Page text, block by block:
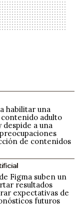
habilitar una
adulto
despide a una
de contenidos
Figma suben un
resultados
expectativas de
futuros